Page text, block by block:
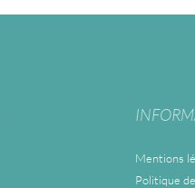
Mentions
Politique